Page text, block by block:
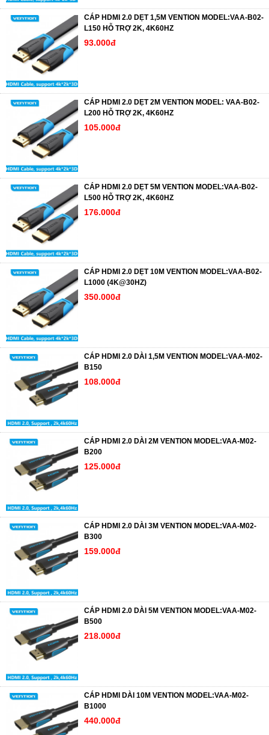
CÁP HDMI 2.0 DẸT 1,5M VENTION MODEL:VAA-B02-
L150 HỖ TRỢ 2K, 4K60HZ
93.000đ
CÁP HDMI 2.0 DẸT 2M VENTION MODEL: VAA-B02-
L200 HỖ TRỢ 2K, 4K60HZ
105.000đ
CÁP HDMI 2.0 DẸT 5M VENTION MODEL:VAA-B02-
L500 HỖ TRỢ 2K, 4K60HZ
176.000đ
CÁP HDMI 2.0 DẸT 10M VENTION MODEL:VAA-B02-
L1000 (4K@30HZ)
350.000đ
CÁP HDMI 2.0 DÀI 1,5M VENTION MODEL:VAA-M02-
B150
108.000đ
CÁP HDMI 2.0 DÀI 2M VENTION MODEL:VAA-M02-
B200
125.000đ
CÁP HDMI 2.0 DÀI 3M VENTION MODEL:VAA-M02-
B300
159.000đ
CÁP HDMI 2.0 DÀI 5M VENTION MODEL:VAA-M02-
B500
218.000đ
CÁP HDMI DÀI 10M VENTION MODEL:VAA-M02-
B1000
440.000đ